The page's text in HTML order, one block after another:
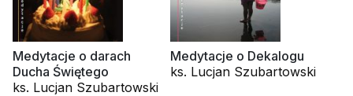
Medytacje o darach
Ducha Świętego
ks. Lucjan Szubartowski
Medytacje o Dekalogu
ks. Lucjan Szubartowski